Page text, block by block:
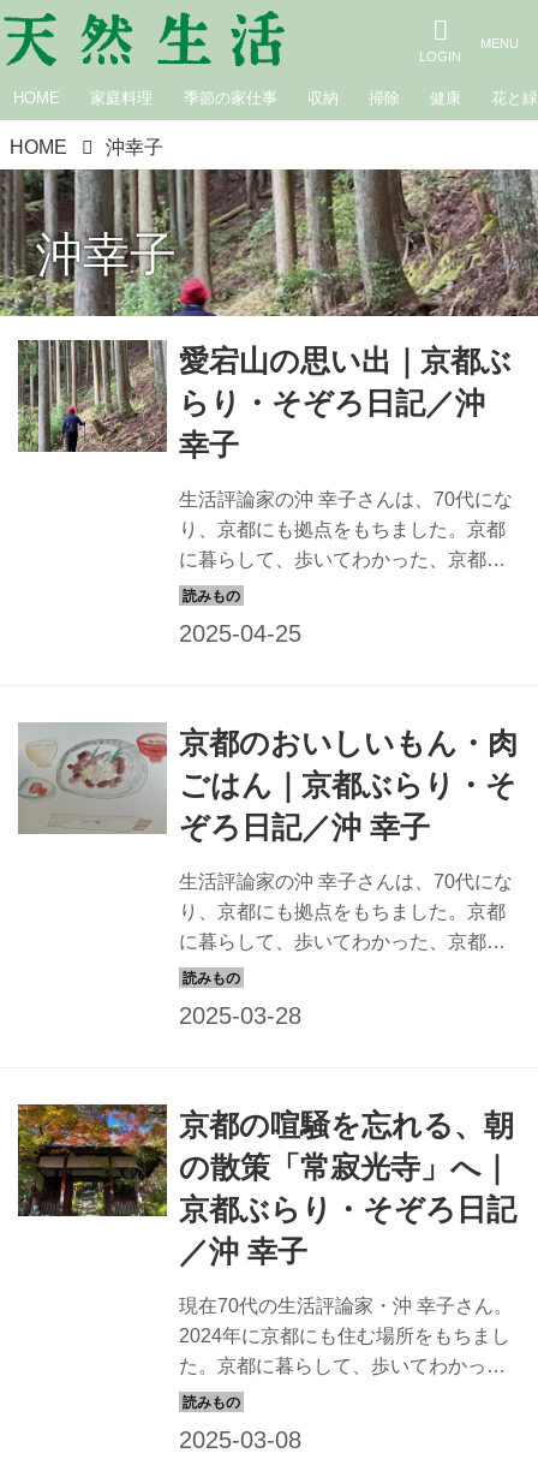
HOME 家庭料理 季節の家仕事 収納 掃除 健康 花と緑
HOME 沖幸子
沖幸子
愛宕山の思い出｜京都ぶ
らり・そぞろ日記／沖
幸子
生活評論家の沖 幸子さんは、70代にな
り、京都にも拠点をもちました。京都
に暮らして、歩いてわかった、京都の
楽しみを綴るエッセイ。今回は、愛宕
京都のおいしいもん・肉
ごはん｜京都ぶらり・そ
ぞろ日記／沖 幸子
生活評論家の沖 幸子さんは、70代にな
り、京都にも拠点をもちました。京都
に暮らして、歩いてわかった、京都の
楽しみを綴るエッセイ。今回は、京都
京都の喧騒を忘れる、朝
の散策「常寂光寺」へ｜
京都ぶらり・そぞろ日記
／沖 幸子
現在70代の生活評論家・沖 幸子さん。
2024年に京都にも住む場所をもちまし
た。京都に暮らして、歩いてわかっ
た、京都の楽しみを綴るエッセイ。今